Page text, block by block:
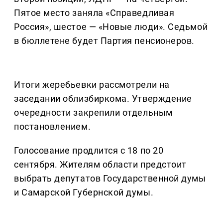
Пятое место заняла «Справедливая
Россия», шестое — «Новые люди». Седьмой
в бюллетене будет Партия пенсионеров.
Итоги жеребьевки рассмотрели на
заседании облизбиркома. Утверждение
очередности закрепили отдельным
постановлением.
Голосование продлится с 18 по 20
сентября. Жителям области предстоит
выбрать депутатов Государственной думы
и Самарской Губернской думы.